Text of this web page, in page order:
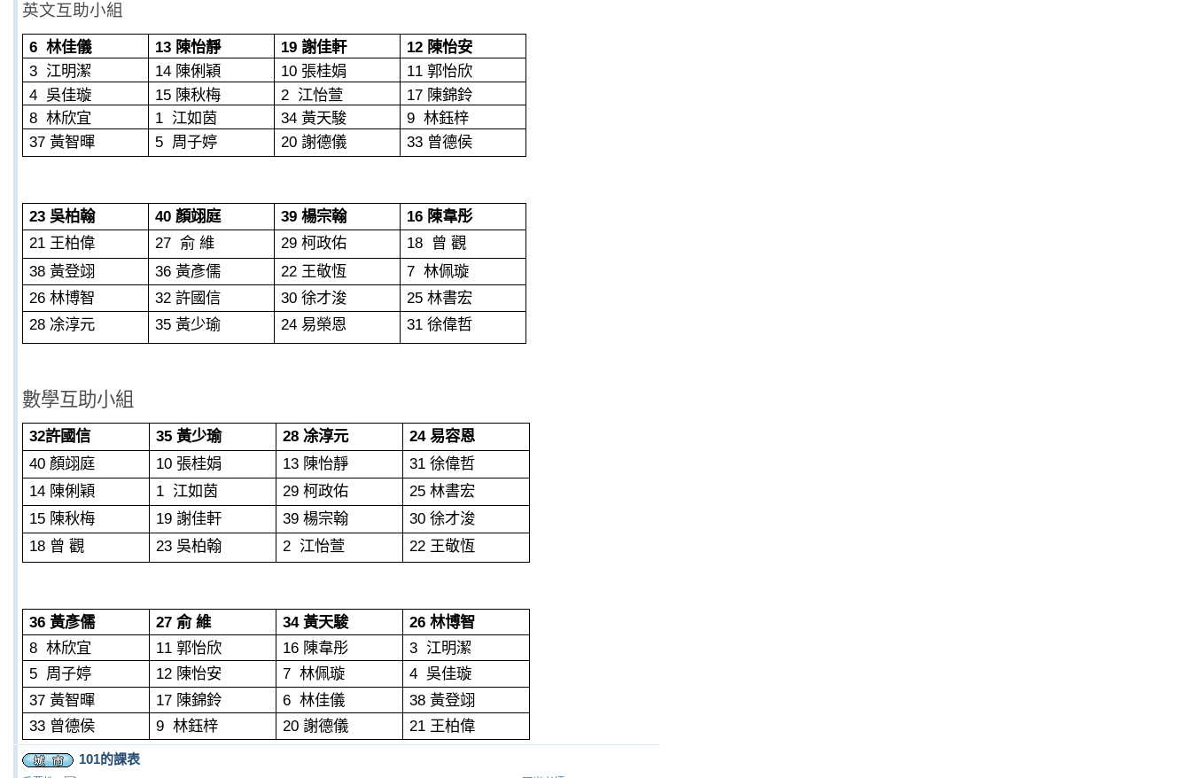
英文互助小組
6 林佳儀 13 陳怡靜 19 謝佳軒 12 陳怡安
3 江明潔 14 陳俐穎 10 張桂娟 11郭怡欣
4 吳佳璇 15 陳秋梅 2 江怡萱 17 陳錦鈴
8 林欣宜 1 江如茵 34黃天駿 9 林鈺梓
37黃智暉 5 周子婷 20 謝德儀 33 曾德侯
23 吳柏翰 40顏翊庭 39楊宗翰 16 陳韋彤
21 王柏偉 27 俞 維 29柯政佑 18 曾 觀
38黃登翊 36黃彥儒 22 王敬恆 7 林佩璇
26林博智 32許國信 30徐才浚 25林書宏
28 凃淳元 35黃少瑜 24 易榮恩 31徐偉哲
數學互助小組
32許國信 35黃少瑜 28凃淳元 24易容恩
40顏翊庭 10 張桂娟 13 陳怡靜 31徐偉哲
14 陳俐穎 1 江如茵 29柯政佑 25林書宏
15 陳秋梅 19 謝佳軒 39楊宗翰 30徐才浚
18 曾 觀 23 吳柏翰 2 江怡萱 22 王敬恆
36黃彥儒 27俞 維 34黃天駿 26林博智
8 林欣宜 11郭怡欣 16 陳韋彤 3 江明潔
5 周子婷 12 陳怡安 7 林佩璇 4 吳佳璇
37黃智暉 17 陳錦鈴 6 林佳儀 38黃登翊
33 曾德侯 9 林鈺梓 20 謝德儀 21 王柏偉
101的課表